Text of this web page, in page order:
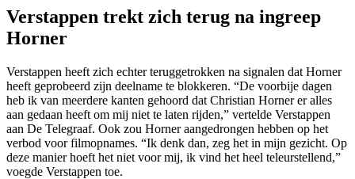
Verstappen trekt zich terug na ingreep
Horner
Verstappen heeft zich echter teruggetrokken na signalen dat Horner
heeft geprobeerd zijn deelname te blokkeren. “De voorbije dagen
heb ik van meerdere kanten gehoord dat Christian Horner er alles
aan gedaan heeft om mij niet te laten rijden,” vertelde Verstappen
aan De Telegraaf. Ook zou Horner aangedrongen hebben op het
verbod voor filmopnames. “Ik denk dan, zeg het in mijn gezicht. Op
deze manier hoeft het niet voor mij, ik vind het heel teleurstellend,”
voegde Verstappen toe.